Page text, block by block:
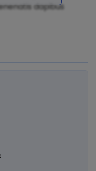
dapibus